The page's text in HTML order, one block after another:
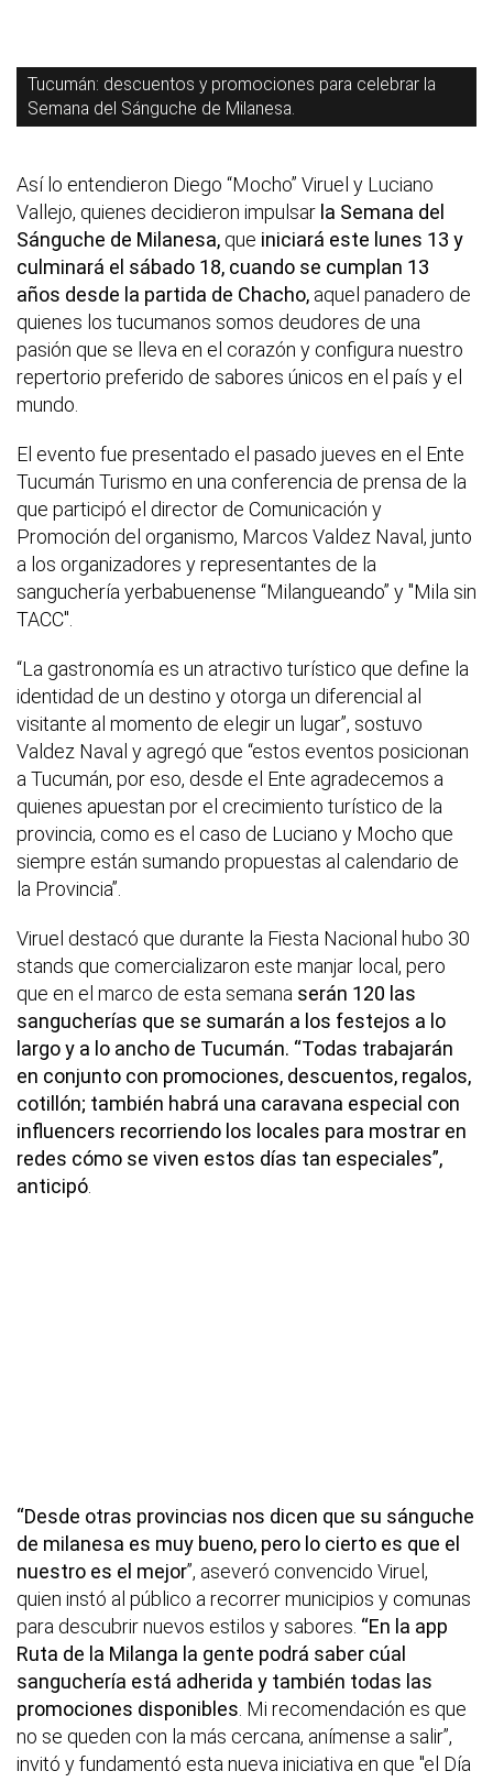
Tucumán: descuentos y promociones para celebrar la
Semana del Sánguche de Milanesa.
Así lo entendieron Diego “Mocho” Viruel y Luciano
Vallejo, quienes decidieron impulsar la Semana del
Sánguche de Milanesa, que iniciará este lunes 13 y
culminará el sábado 18, cuando se cumplan 13
años desde la partida de Chacho, aquel panadero de
quienes los tucumanos somos deudores de una
pasión que se lleva en el corazón y configura nuestro
repertorio preferido de sabores únicos en el país y el
mundo.
El evento fue presentado el pasado jueves en el Ente
Tucumán Turismo en una conferencia de prensa de la
que participó el director de Comunicación y
Promoción del organismo, Marcos Valdez Naval, junto
a los organizadores y representantes de la
sanguchería yerbabuenense “Milangueando” y "Mila sin
TACC".
“La gastronomía es un atractivo turístico que define la
identidad de un destino y otorga un diferencial al
visitante al momento de elegir un lugar”, sostuvo
Valdez Naval y agregó que “estos eventos posicionan
a Tucumán, por eso, desde el Ente agradecemos a
quienes apuestan por el crecimiento turístico de la
provincia, como es el caso de Luciano y Mocho que
siempre están sumando propuestas al calendario de
la Provincia”.
Viruel destacó que durante la Fiesta Nacional hubo 30
stands que comercializaron este manjar local, pero
que en el marco de esta semana serán 120 las
sangucherías que se sumarán a los festejos a lo
largo y a lo ancho de Tucumán. “Todas trabajarán
en conjunto con promociones, descuentos, regalos,
cotillón; también habrá una caravana especial con
influencers recorriendo los locales para mostrar en
redes cómo se viven estos días tan especiales”,
anticipó
“Desde otras provincias nos dicen que su sánguche
de milanesa es muy bueno, pero lo cierto es que el
nuestro es el mejor”, aseveró convencido Viruel,
quien instó al público a recorrer municipios y comunas
para descubrir nuevos estilos y sabores. “En la app
Ruta de la Milanga la gente podrá saber cúal
sanguchería está adherida y también todas las
promociones disponibles . Mi recomendación es que
no se queden con la más cercana, anímense a salir”,
invitó y fundamentó esta nueva iniciativa en que "el Día